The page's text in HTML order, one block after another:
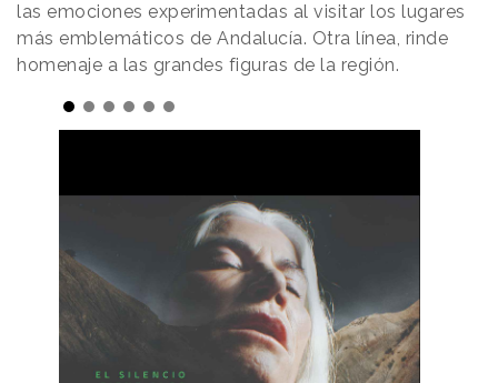
las emociones experimentadas al visitar los lugares
más emblemáticos de Andalucía. Otra línea, rinde
homenaje a las grandes figuras de la región.